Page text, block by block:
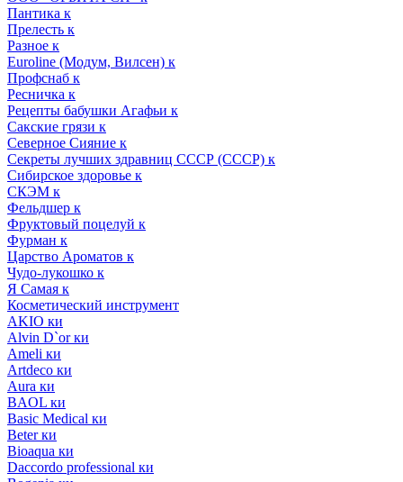
Пантика к
Прелесть к
Разное к
Euroline (Модум, Вилсен) к
Профснаб к
Ресничка к
Рецепты бабушки Агафьи к
Сакские грязи к
Северное Сияние к
Секреты лучших здравниц СССР (СССР) к
Сибирское здоровье к
СКЭМ к
Фельдшер к
Фруктовый поцелуй к
Фурман к
Царство Ароматов к
Чудо-лукошко к
Я Самая к
Косметический инструмент
AKIO ки
Alvin D`or ки
Ameli ки
Artdeco ки
Aura ки
BAOL ки
Basic Medical ки
Beter ки
Bioaqua ки
Daccordo professional ки